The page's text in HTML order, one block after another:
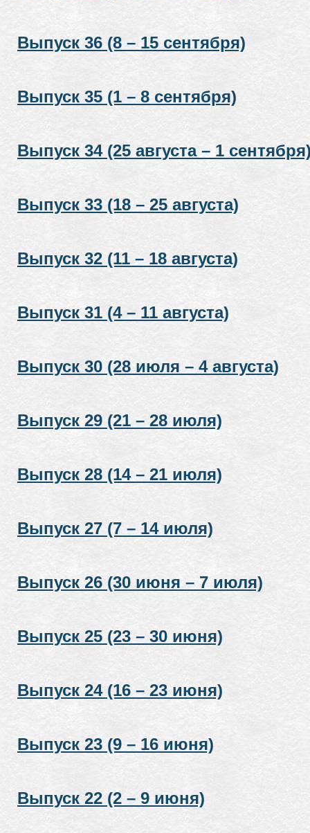
Выпуск 36 (8 – 15 сентября)
Выпуск 35 (1 – 8 сентября)
Выпуск 34 (25 августа – 1
Выпуск 33 (18 – 25 августа)
Выпуск 32 (11 – 18 августа)
Выпуск 31 (4 – 11 августа)
Выпуск 30 (28 июля – 4 августа)
Выпуск 29 (21 – 28 июля)
Выпуск 28 (14 – 21 июля)
Выпуск 27 (7 – 14 июля)
Выпуск 26 (30 июня – 7 июля)
Выпуск 25 (23 – 30 июня)
Выпуск 24 (16 – 23 июня)
Выпуск 23 (9 – 16 июня)
Выпуск 22 (2 – 9 июня)